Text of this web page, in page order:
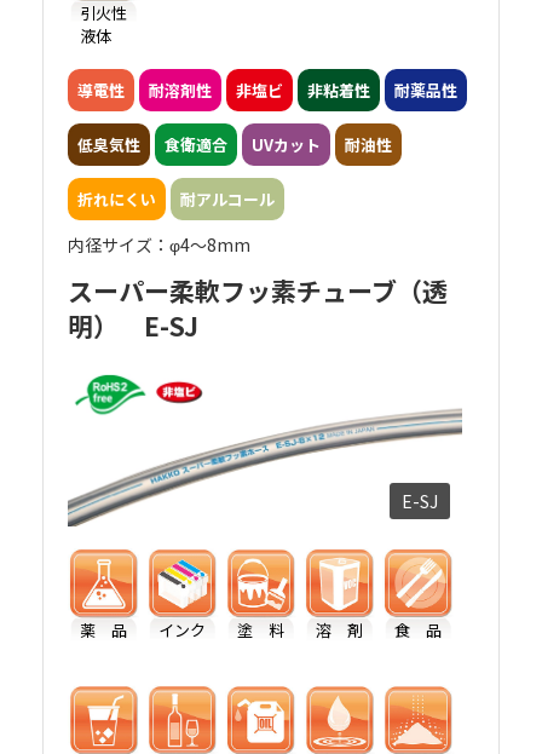
引火性
液体
導電性 耐溶剤性 非塩ビ 非粘着性 耐薬品性
低臭気性 食衛適合 UVカット 耐油性
折れにくい 耐アルコール
内径サイズ：φ4～8mm
スーパー柔軟フッ素チューブ（透
明） E-SJ
E-SJ
薬 品 インク 塗 料 溶 剤 食 品